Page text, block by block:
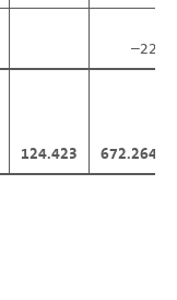
–22
124.423 672.264